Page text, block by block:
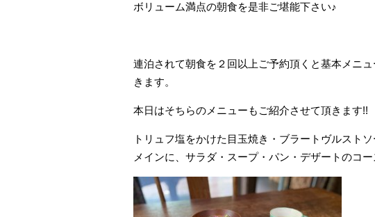
ボリューム満点の朝食を是非ご堪能下さい♪
連泊されて朝食を２回以上ご予約頂くと基本メニ
きます。
本日はそちらのメニューもご紹介させて頂きます!!
トリュフ塩をかけた目玉焼き・ブラートヴルスト
メインに、サラダ・スープ・パン・デザートのコー